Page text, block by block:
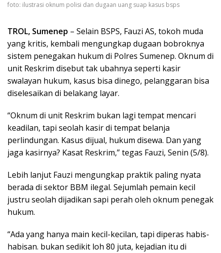
foto: ilustrasi oknum polisi dan dugaan uang suap kasus bsps
TROL, Sumenep – Selain BSPS, Fauzi AS, tokoh muda
yang kritis, kembali mengungkap dugaan bobroknya
sistem penegakan hukum di Polres Sumenep. Oknum di
unit Reskrim disebut tak ubahnya seperti kasir
swalayan hukum, kasus bisa dinego, pelanggaran bisa
diselesaikan di belakang layar.
“Oknum di unit Reskrim bukan lagi tempat mencari
keadilan, tapi seolah kasir di tempat belanja
perlindungan. Kasus dijual, hukum disewa. Dan yang
jaga kasirnya? Kasat Reskrim,” tegas Fauzi, Senin (5/8).
Lebih lanjut Fauzi mengungkap praktik paling nyata
berada di sektor BBM ilegal. Sejumlah pemain kecil
justru seolah dijadikan sapi perah oleh oknum penegak
hukum.
“Ada yang hanya main kecil-kecilan, tapi diperas habis-
habisan. bukan sedikit loh 80 juta, kejadian itu di